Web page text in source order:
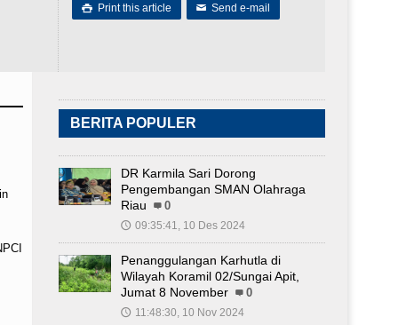
 Print this article ✉ Send e-mail
BERITA POPULER
DR Karmila Sari Dorong
Pengembangan SMAN Olahraga
Riau
0
🕔 09:35:41, 10 Des 2024
Penanggulangan Karhutla di
Wilayah Koramil 02/Sungai Apit,
Jumat 8 November
0
🕔 11:48:30, 10 Nov 2024